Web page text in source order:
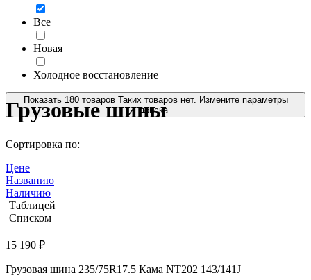
Все
Новая
Холодное восстановление
Показать 180 товаров Таких товаров нет. Измените параметры
поиска
Грузовые шины
Сортировка по:
Цене
Названию
Наличию
Таблицей
Списком
15 190 ₽
Грузовая шина 235/75R17.5 Кама NT202 143/141J